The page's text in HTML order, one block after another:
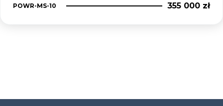
POWR-MS-10 355 000 zł